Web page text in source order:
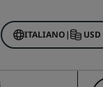
ITALIANO| USD